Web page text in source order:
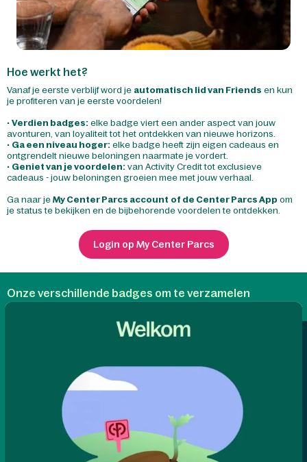
Hoe werkt het?
Vanaf je eerste verblijf word je automatisch lid van Friends en kun
je profiteren van je eerste voordelen!
• Verdien badges: elke badge viert een ander aspect van jouw
avonturen, van loyaliteit tot het ontdekken van nieuwe horizons.
• Ga een niveau hoger: elke badge heeft zijn eigen cadeaus en
ontgrendelt nieuwe beloningen naarmate je vordert.
• Geniet van je voordelen: van Activity Credit tot exclusieve
cadeaus - jouw beloningen groeien mee met jouw verhaal.
Ga naar je My Center Parcs account of de Center Parcs App om
je status te bekijken en de bijbehorende voordelen te ontdekken.
Login op My Center Parcs
Onze verschillende badges om te verzamelen